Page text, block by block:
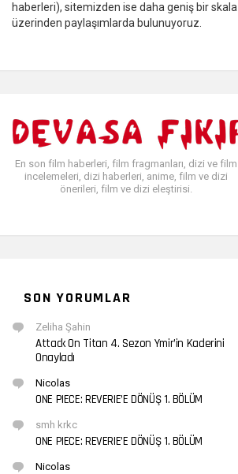
haberleri), sitemizden ise daha geniş bir skala
üzerinden paylaşımlarda bulunuyoruz.
En son film haberleri, film fragmanları, dizi ve film
incelemeleri, dizi haberleri, anime, film ve dizi
önerileri, film ve dizi eleştirisi.
SON YORUMLAR
Zeliha Şahin
Attack On Titan 4. Sezon Ymir’in Kaderini
Onayladı
Nicolas
ONE PIECE: REVERIE’E DÖNÜŞ 1. BÖLÜM
smh krkc
ONE PIECE: REVERIE’E DÖNÜŞ 1. BÖLÜM
Nicolas